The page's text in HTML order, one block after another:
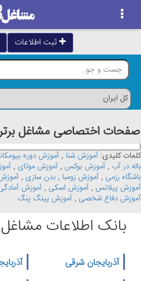
ثبت اطلاعات
صفحات اختصاصی مشاغل برتر
کلمات کلیدی: آموزش شنا , آموزش دوره
باله در آب , آموزش بوکس , آموزش موتای ,
باشگاه رزمی , آموزش زومبا , بدن سازی ,
آموزش پیلاتس , آموزش اسکی , آموزش
آموزش دفاع شخصی , آموزش پینگ پنگ
بانک اطلاعات مشاغل
آذربایجان شرقی